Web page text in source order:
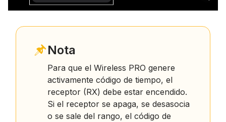
Nota
Para que el Wireless PRO genere
activamente código de tiempo, el
receptor (RX) debe estar encendido.
Si el receptor se apaga, se desasocia
o se sale del rango, el código de